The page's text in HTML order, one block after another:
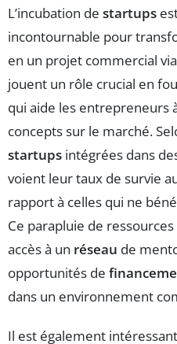
L’incubation de startups
incontournable pour
en un projet commercial
jouent un rôle crucial en
qui aide les entrepreneurs
concepts sur le marché.
startups intégrées dans
voient leur taux de survie
rapport à celles qui ne
Ce parapluie de
accès à un réseau de
opportunités de
dans un environnement
Il est également